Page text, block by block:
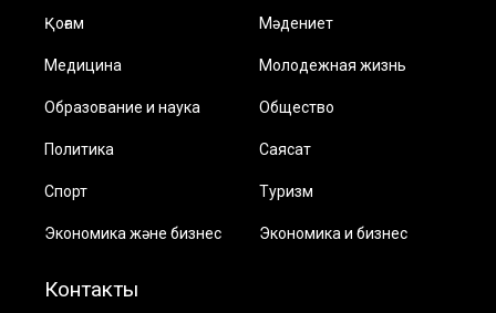
Қоғам Мәдениет
Медицина Молодежная жизнь
Образование и наука Общество
Политика Саясат
Спорт Туризм
Экономика және бизнес Экономика и бизнес
Контакты